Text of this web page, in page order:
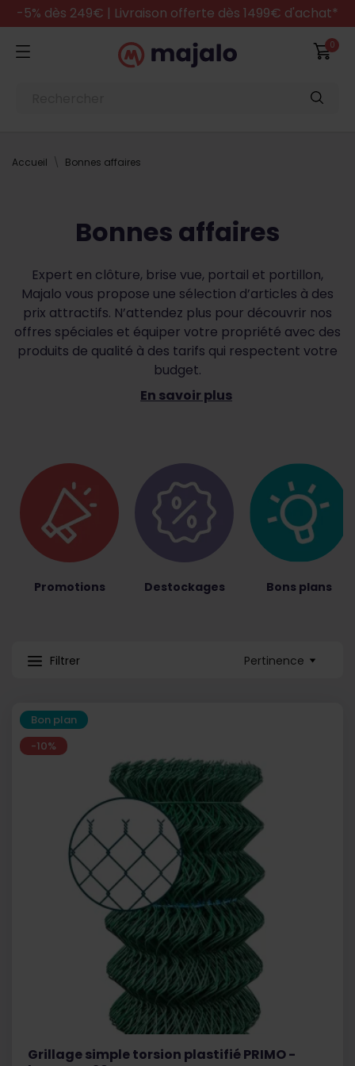
-5% dès 249€ | Livraison offerte dès 1499€ d'achat*
0
Accueil Bonnes affaires
Bonnes affaires
Expert en clôture, brise vue, portail et portillon,
Majalo vous propose une sélection d’articles à des
prix attractifs. N’attendez plus pour découvrir nos
offres spéciales et équiper votre propriété avec des
produits de qualité à des tarifs qui respectent votre
budget.
En savoir plus
Promotions Destockages Bons plans
Filtrer Pertinence
Grillage simple torsion plastifié PRIMO -
Bon plan
-10%